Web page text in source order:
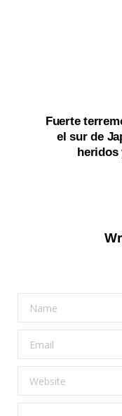
Fuerte
el sur de
heridos